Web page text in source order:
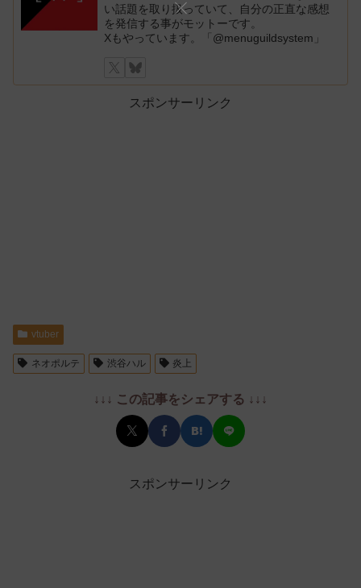
い話題を取り扱っていて、自分の正直な感想
を発信する事がモットーです。
Xもやっています。「@menuguildsystem」
スポンサーリンク
vtuber
ネオポルテ 渋谷ハル 炎上
↓↓↓ この記事をシェアする ↓↓↓
スポンサーリンク